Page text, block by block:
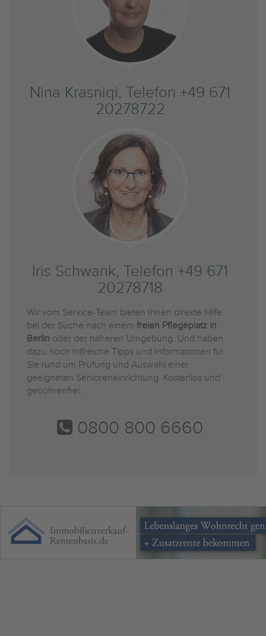
Nina Krasniqi, Telefon +49 671
20278722
Iris Schwank, Telefon +49 671
20278718
Wir vom Service-Team bieten Ihnen direkte Hilfe
bei der Suche nach einem freien Pflegeplatz in
Berlin oder der näheren Umgebung. Und haben
dazu noch hilfreiche Tipps und Informationen für
Sie rund um Prüfung und Auswahl einer
geeigneten Senioreneinrichtung. Kostenlos und
gebührenfrei.
0800 800 6660